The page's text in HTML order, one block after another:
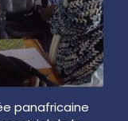
panafricaine